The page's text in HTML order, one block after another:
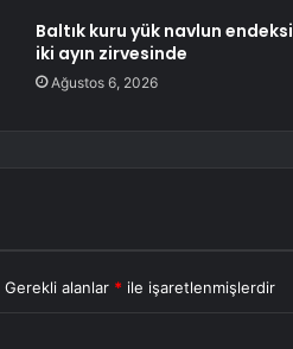
Baltık kuru yük navlun endeksi
iki ayın zirvesinde
Ağustos 6, 2026
Gerekli alanlar * ile işaretlenmişlerdir